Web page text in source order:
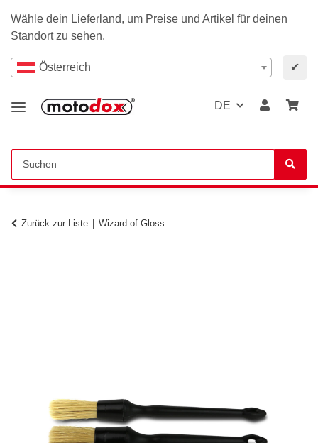
Wähle dein Lieferland, um Preise und Artikel für deinen
Standort zu sehen.
Österreich ✔
DE
Zurück zur Liste Wizard of Gloss